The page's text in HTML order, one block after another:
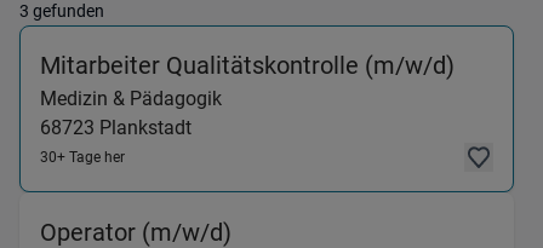
3 gefunden
Mitarbeiter Qualitätskontrolle (m/w/d)
Medizin & Pädagogik
68723 Plankstadt
30+ Tage her
Operator (m/w/d)